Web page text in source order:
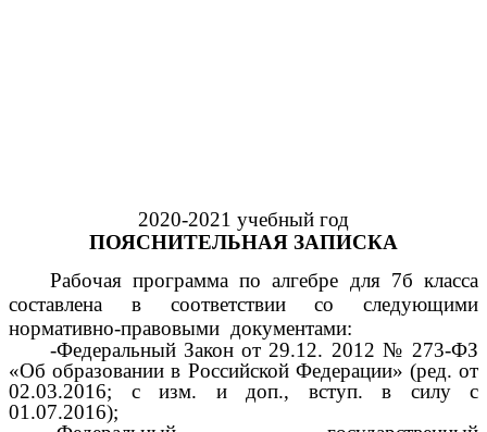
2020-2021 учебный год
ПОЯСНИТЕЛЬНАЯ ЗАПИСКА
Рабочая программа по алгебре для 7б класса
составлена в соответствии со следующими
нормативно-правовыми документами:
-Федеральный Закон от 29.12. 2012 № 273-ФЗ
«Об образовании в Российской Федерации» (ред. от
02.03.2016; с изм. и доп., вступ. в силу с
01.07.2016);